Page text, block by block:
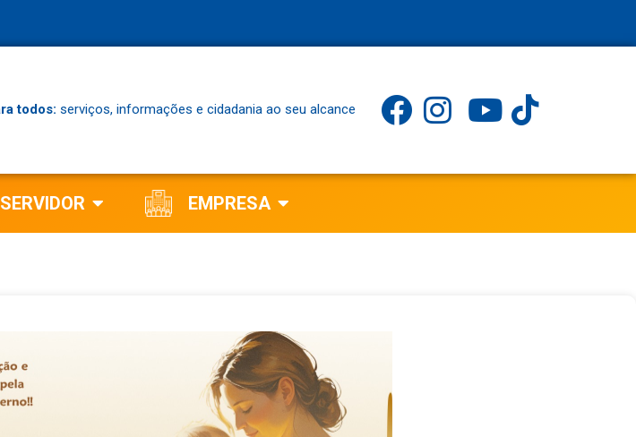
todos: serviços, informações e cidadania ao seu alcance
SERVIDOR EMPRESA